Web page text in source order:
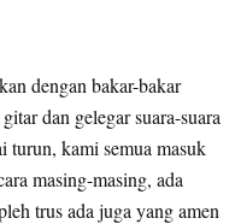
dengan bakar-bakar
dan gelegar suara-suara
turun, kami semua masuk
masing-masing, ada
trus ada juga yang amen